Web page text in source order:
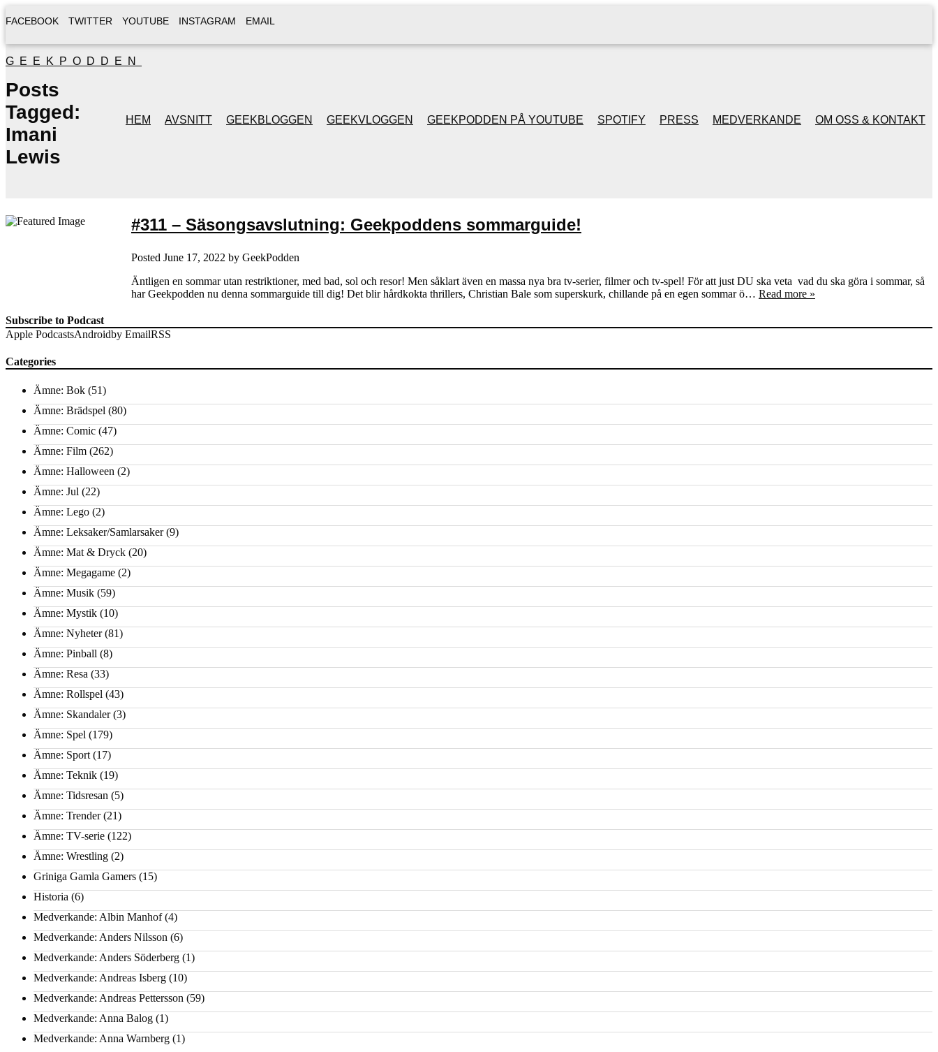
FACEBOOK TWITTER YOUTUBE INSTAGRAM EMAIL
GEEKPODDEN
HEM AVSNITT GEEKBLOGGEN GEEKVLOGGEN GEEKPODDEN PÅ YOUTUBE
& FILIPH
GEEKPODDENS
JULSPECIALER 2013
SPOTIFY PRESS MEDVERKANDE OM OSS & KONTAKT
Posts
Tagged:
Imani
Lewis
#311 – Säsongsavslutning: Geekpoddens sommarguide!
Posted June 17, 2022 by GeekPodden
Äntligen en sommar utan restriktioner, med bad, sol och resor! Men såklart även en massa nya bra tv-serier, filmer och tv-spel! För att just DU ska veta vad du ska göra i sommar, så
har Geekpodden nu denna sommarguide till dig! Det blir hårdkokta thrillers, Christian Bale som superskurk, chillande på en egen sommar ö… Read more »
Subscribe to Podcast
Apple PodcastsAndroidby EmailRSS
Categories
Ämne: Bok (51)
Ämne: Brädspel (80)
Ämne: Comic (47)
Ämne: Film (262)
Ämne: Halloween (2)
Ämne: Jul (22)
Ämne: Lego (2)
Ämne: Leksaker/Samlarsaker(9)
Ämne: Mat & Dryck (20)
Ämne: Megagame (2)
Ämne: Musik (59)
Ämne: Mystik (10)
Ämne: Nyheter(81)
Ämne: Pinball (8)
Ämne: Resa (33)
Ämne: Rollspel (43)
Ämne: Skandaler(3)
Ämne: Spel (179)
Ämne: Sport (17)
Ämne: Teknik (19)
Ämne: Tidsresan (5)
Ämne: Trender(21)
Ämne: TV-serie (122)
Ämne: Wrestling (2)
Griniga Gamla Gamers (15)
Historia (6)
Medverkande: Albin Manhof(4)
Medverkande: Anders Nilsson (6)
Medverkande: Anders Söderberg (1)
Medverkande: Andreas Isberg (10)
Medverkande: Andreas Pettersson (59)
Medverkande: Anna Balog (1)
Medverkande: Anna Warnberg (1)